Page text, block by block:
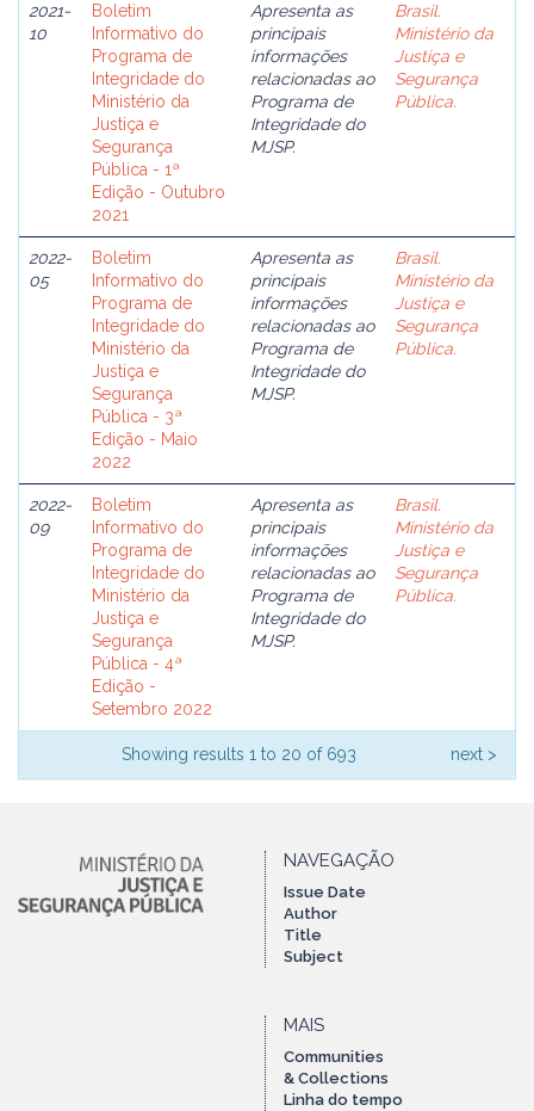
2021-
10
Boletim
Informativo do
Programa de
Integridade do
Ministério da
Justiça e
Segurança
Pública - 1ª
Edição - Outubro
2021
Apresenta as
principais
informações
relacionadas ao
Programa de
Integridade do
MJSP.
Brasil.
Ministério da
Justiça e
Segurança
Pública.
2022-
05
Boletim
Informativo do
Programa de
Integridade do
Ministério da
Justiça e
Segurança
Pública - 3ª
Edição - Maio
2022
Apresenta as
principais
informações
relacionadas ao
Programa de
Integridade do
MJSP.
Brasil.
Ministério da
Justiça e
Segurança
Pública.
2022-
09
Boletim
Informativo do
Programa de
Integridade do
Ministério da
Justiça e
Segurança
Pública - 4ª
Edição -
Setembro 2022
Apresenta as
principais
informações
relacionadas ao
Programa de
Integridade do
MJSP.
Brasil.
Ministério da
Justiça e
Segurança
Pública.
Showing results 1 to 20 of 693 next >
NAVEGAÇÃO
Issue Date
Author
Title
Subject
MAIS
Communities
& Collections
Linha do tempo